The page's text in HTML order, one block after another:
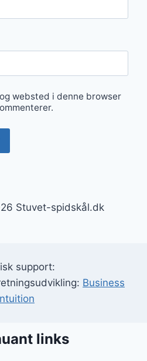
websted i denne browser
Stuvet-spidskål.dk
support:
Business
links